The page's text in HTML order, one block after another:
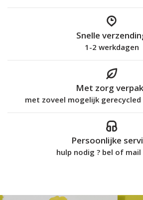
Snelle
1-2 werkdagen
Met zorg
met zoveel mogelijk
Persoonlijke
hulp nodig ? bel of